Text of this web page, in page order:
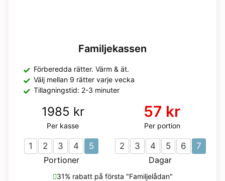
Familjekassen
Förberedda rätter. Värm & ät.
Välj mellan 9 rätter varje vecka
Tillagningstid: 2-3 minuter
1985 kr
Per kasse
57 kr
Per portion
1 2 3 4
5
Portioner
2 3 4 5 6
7
Dagar
31% rabatt på första "Familjelådan"